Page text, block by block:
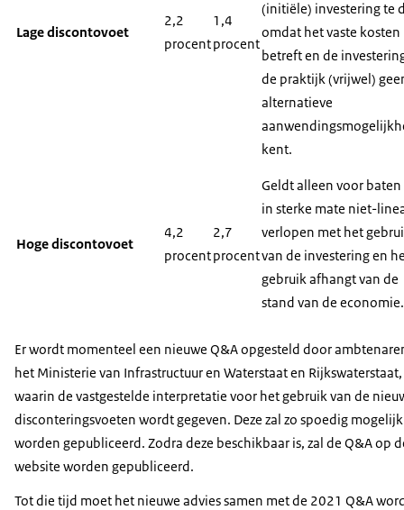
Lage discontovoet
2,2
procent
1,4
procent
(initiële) investering te
omdat het vaste kosten
betreft en de
de praktijk (vrijwel)
alternatieve
kent.
Hoge discontovoet
4,2
procent
2,7
procent
Geldt alleen voor
in sterke mate niet-
verlopen met het
van de investering en
gebruik afhangt van de
stand van de economie.
Er wordt momenteel een nieuwe Q&A opgesteld door
het Ministerie van Infrastructuur en Waterstaat en Rijkswaterstaat,
waarin de vastgestelde interpretatie voor het gebruik van de
disconteringsvoeten wordt gegeven. Deze zal zo spoedig mogelijk
worden gepubliceerd. Zodra deze beschikbaar is, zal de Q&A op
website worden gepubliceerd.
Tot die tijd moet het nieuwe advies samen met de 2021 Q&A